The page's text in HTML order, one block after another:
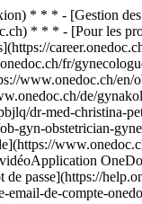
* * * - [Gestion
* * * - [Pour les
fr/
www.onedoc.ch/en/
de/
dr-med-christina-
gyn-obstetrician-
passe](https://
email-de-compte-